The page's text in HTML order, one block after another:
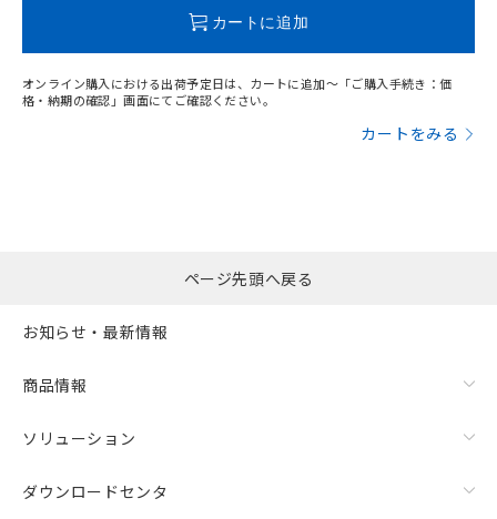
カートに追加
オンライン購入における出荷予定日は、カートに追加～「ご購入手続き：価
格・納期の確認」画面にてご確認ください。
カートをみる
ページ先頭へ戻る
お知らせ・最新情報
商品情報
ソリューション
ダウンロードセンタ